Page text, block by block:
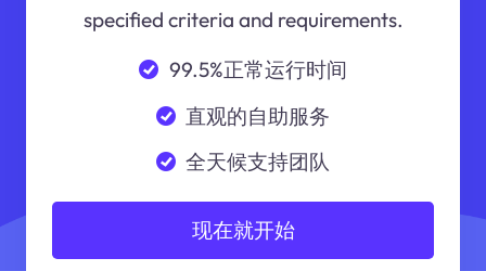
specified criteria and requirements.
99.5%正常运行时间
直观的自助服务
全天候支持团队
现在就开始